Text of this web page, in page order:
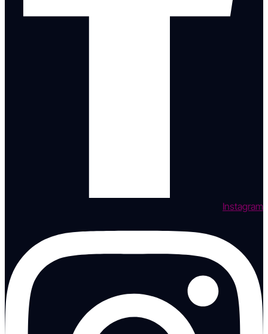
Instagram